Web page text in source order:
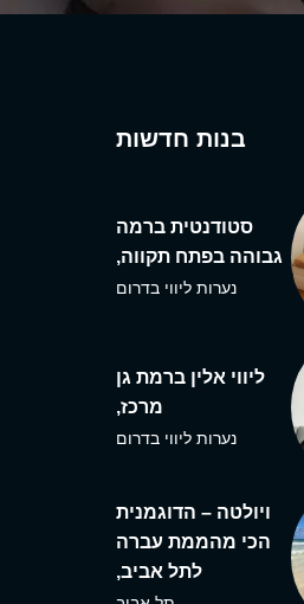
בנות חדשות
סטודנטית ברמה
גבוהה בפתח תקווה,
נערות ליווי בדרום
ליווי אלין ברמת גן
מרכז,
נערות ליווי בדרום
ויולטה – הדוגמנית
הכי מהממת עברה
לתל אביב,